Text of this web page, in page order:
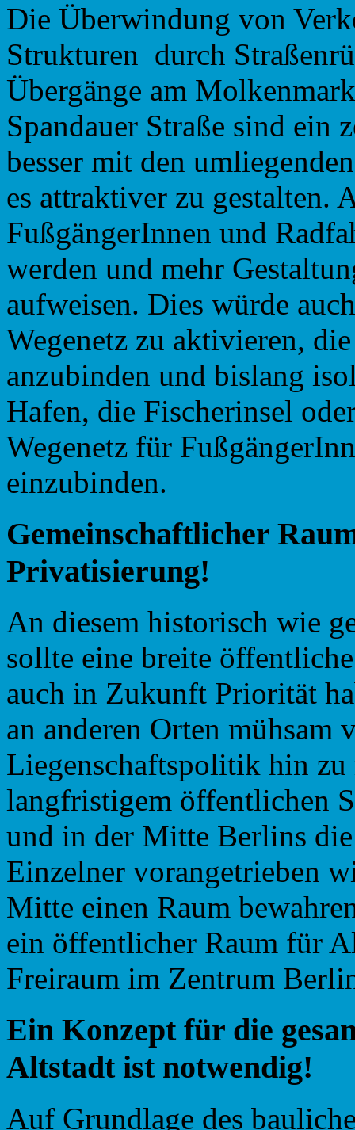
Die Überwindung von
Strukturen durch
Übergänge am
Spandauer Straße sind ein
besser mit den
es attraktiver zu gestalten.
FußgängerInnen und
werden und mehr
aufweisen. Dies würde
Wegenetz zu aktivieren,
anzubinden und bislang
Hafen, die Fischerinsel
Wegenetz für
einzubinden.
Gemeinschaftlicher
Privatisierung!
An diesem historisch wie
sollte eine breite
auch in Zukunft Priorität
an anderen Orten mühsam
Liegenschaftspolitik hin
langfristigem öffentlichen
und in der Mitte Berlins
Einzelner vorangetrieben
Mitte einen Raum
ein öffentlicher Raum für
Freiraum im Zentrum
Ein Konzept für die
Altstadt ist notwendig!
Auf Grundlage des